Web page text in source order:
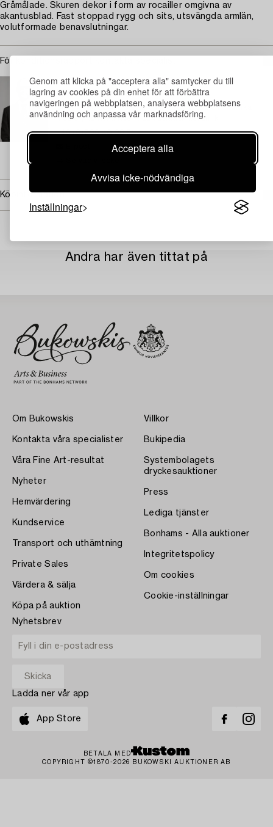
Genom att klicka på "acceptera alla" samtycker du till
lagring av cookies på din enhet för att förbättra
navigeringen på webbplatsen, analysera webbplatsens
användning och anpassa vår marknadsföring.
Acceptera alla
Avvisa icke-nödvändiga
Inställningar
Gråmålade. Skuren dekor i form av rocailler omgivna av
akantusblad. Fast stoppad rygg och sits, utsvängda armlän,
volutformade benavslutningar.
För konditionsrapport kontakta specialist
STOCKHOLM
Björn Extergren
Chef Intag och försäljning Fine Art. Specialist antika
möbler, konsthantverk och asiatisk keramik
+46 (0)706 40 28 61
Köpinformation
Andra har även tittat på
Om Bukowskis
Kontakta våra specialister
Våra Fine Art-resultat
Nyheter
Hemvärdering
Kundservice
Transport och uthämtning
Private Sales
Värdera & sälja
Köpa på auktion
Villkor
Bukipedia
Systembolagets
dryckesauktioner
Press
Lediga tjänster
Bonhams - Alla auktioner
Integritetspolicy
Om cookies
Cookie-inställningar
Nyhetsbrev
Ladda ner vår app
App Store
BETALA MED
COPYRIGHT ©1870-2026 BUKOWSKI AUKTIONER AB